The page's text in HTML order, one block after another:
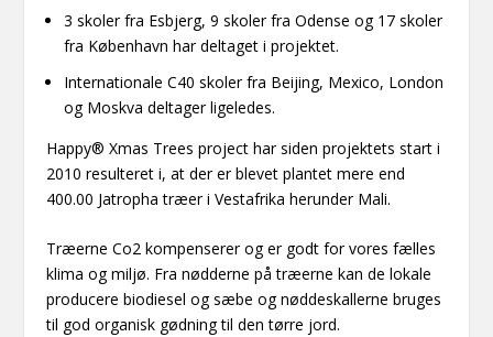
3 skoler fra Esbjerg, 9 skoler fra Odense og 17 skoler
fra København har deltaget i projektet.
Internationale C40 skoler fra Beijing, Mexico, London
og Moskva deltager ligeledes.
Happy® Xmas Trees project har siden projektets start i
2010 resulteret i, at der er blevet plantet mere end
400.00 Jatropha træer i Vestafrika herunder Mali.
Træerne Co2 kompenserer og er godt for vores fælles
klima og miljø. Fra nødderne på træerne kan de lokale
producere biodiesel og sæbe og nøddeskallerne bruges
til god organisk gødning til den tørre jord.